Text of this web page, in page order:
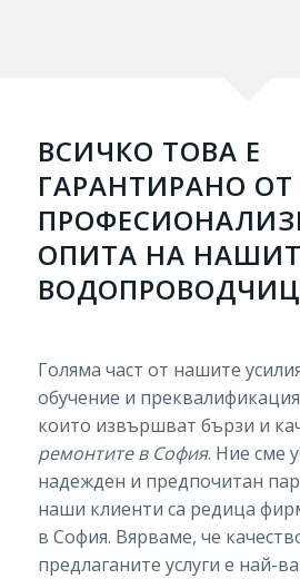
ВСИЧКО ТОВА Е
ГАРАНТИРАНО ОТ
ОПИТА НА
Голяма част от нашите
обучение и
които извършват бързи и
ремонтите в София. Ние сме
надежден и предпочитан
наши клиенти са редица
в София. Вярваме, че
предлаганите услуги е най-